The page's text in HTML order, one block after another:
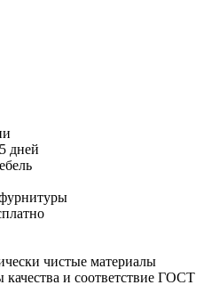
дней
чистые материалы
и соответствие ГОСТ